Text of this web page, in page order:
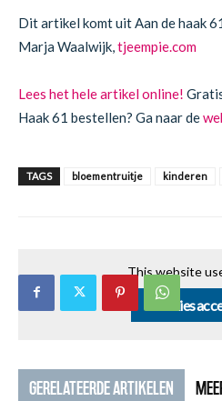
Dit artikel komt uit Aan de haak
Marja Waalwijk, tjeempie.com
Lees het hele artikel online!
Haak 61 bestellen? Ga naar de
TAGS bloementruitje kinderen
This website
Cookies
GERELATEERDE ARTIKELEN